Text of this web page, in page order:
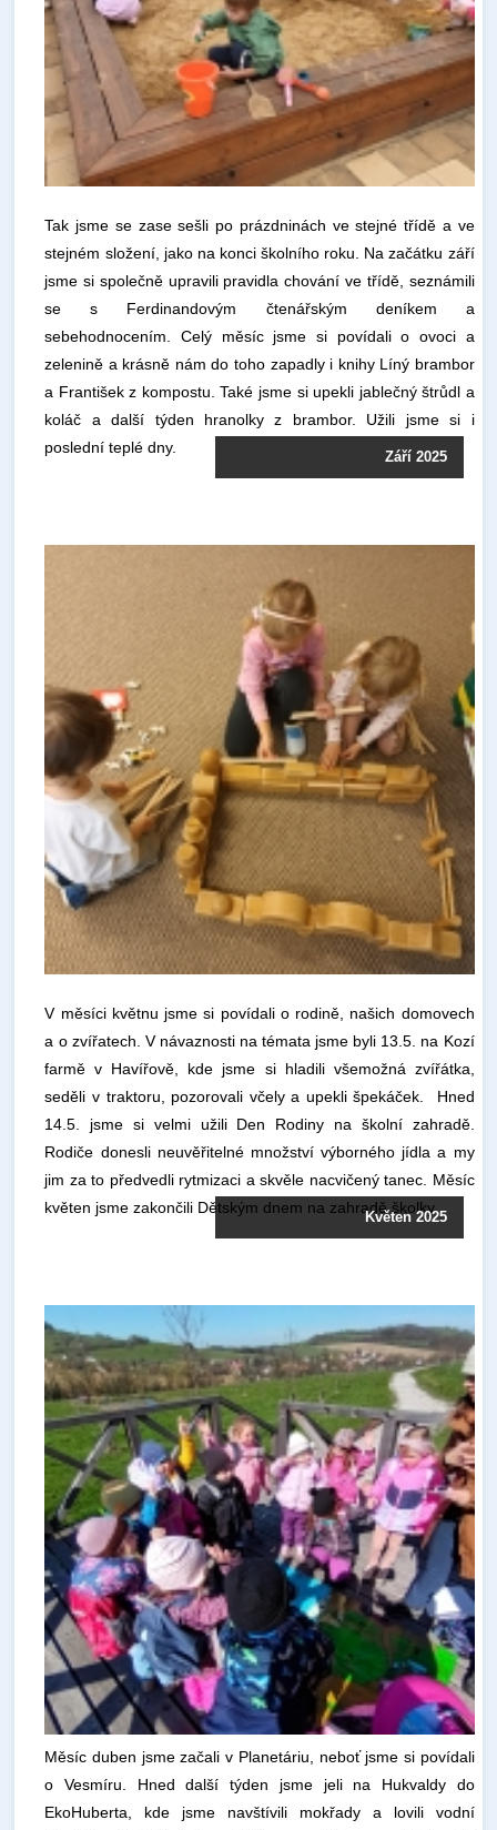
Září 2025
Tak jsme se zase sešli po prázdninách ve stejné třídě a ve
stejném složení, jako na konci školního roku. Na začátku září
jsme si společně upravili pravidla chování ve třídě, seznámili
se s Ferdinandovým čtenářským deníkem a
sebehodnocením. Celý měsíc jsme si povídali o ovoci a
zelenině a krásně nám do toho zapadly i knihy Líný brambor
a František z kompostu. Také jsme si upekli jablečný štrůdl a
koláč a další týden hranolky z brambor. Užili jsme si i
poslední teplé dny.
Květen 2025
V měsíci květnu jsme si povídali o rodině, našich domovech
a o zvířatech. V návaznosti na témata jsme byli 13.5. na Kozí
farmě v Havířově, kde jsme si hladili všemožná zvířátka,
seděli v traktoru, pozorovali včely a upekli špekáček. Hned
14.5. jsme si velmi užili Den Rodiny na školní zahradě.
Rodiče donesli neuvěřitelné množství výborného jídla a my
jim za to předvedli rytmizaci a skvěle nacvičený tanec. Měsíc
květen jsme zakončili Dětským dnem na zahradě školky.
Měsíc duben jsme začali v Planetáriu, neboť jsme si povídali
o Vesmíru. Hned další týden jsme jeli na Hukvaldy do
EkoHuberta, kde jsme navštívili mokřady a lovili vodní